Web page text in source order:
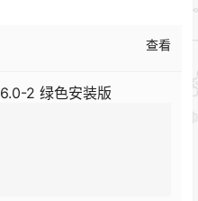
查看
2 绿色安装版